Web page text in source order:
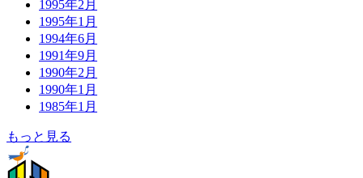
1995年2月
1995年1月
1994年6月
1991年9月
1990年2月
1990年1月
1985年1月
もっと見る